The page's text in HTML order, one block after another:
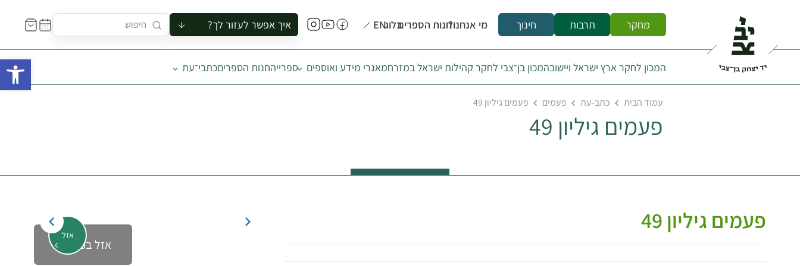
מחקר תרבות חינוך מי אנחנו?חנות הספריםבלוגEN איך אפשר לעזור לך?
להזמין סיור לקבוצה
להירשם לסיור
להירשם לקורס
המכון לחקר ארץ ישראל ויישובהמכון בן־צבי לחקר קהילות ישראל במזרחמאגרי מידע ואוספים ספרייהחנות הספריםכתבי־עת
עמוד הבית כתב-עת פעמים פעמים גיליון 49
פעמים גיליון 49
פעמים גיליון 49
אזל
אזל במלאי